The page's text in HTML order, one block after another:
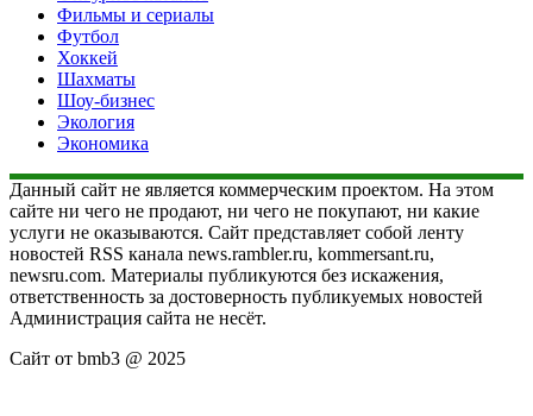
Фильмы и сериалы
Футбол
Хоккей
Шахматы
Шоу-бизнес
Экология
Экономика
Данный сайт не является коммерческим проектом. На этом
сайте ни чего не продают, ни чего не покупают, ни какие
услуги не оказываются. Сайт представляет собой ленту
новостей RSS канала news.rambler.ru, kommersant.ru,
newsru.com. Материалы публикуются без искажения,
ответственность за достоверность публикуемых новостей
Администрация сайта не несёт.
Сайт от bmb3 @ 2025